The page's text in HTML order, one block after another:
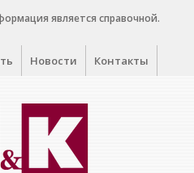
является справочной.
Новости Контакты